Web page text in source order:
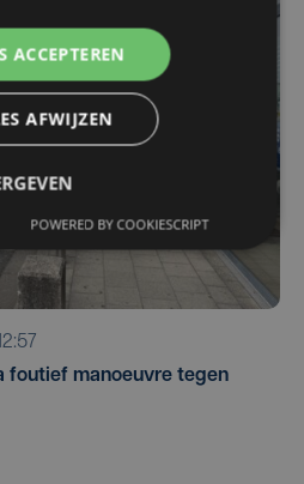
foutief manoeuvre tegen
ACCEPTEREN
AFWIJZEN
POWERED BY COOKIESCRIPT